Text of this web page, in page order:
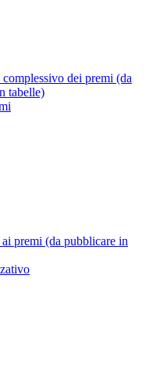
dei premi (da
tabelle)
premi (da pubblicare in